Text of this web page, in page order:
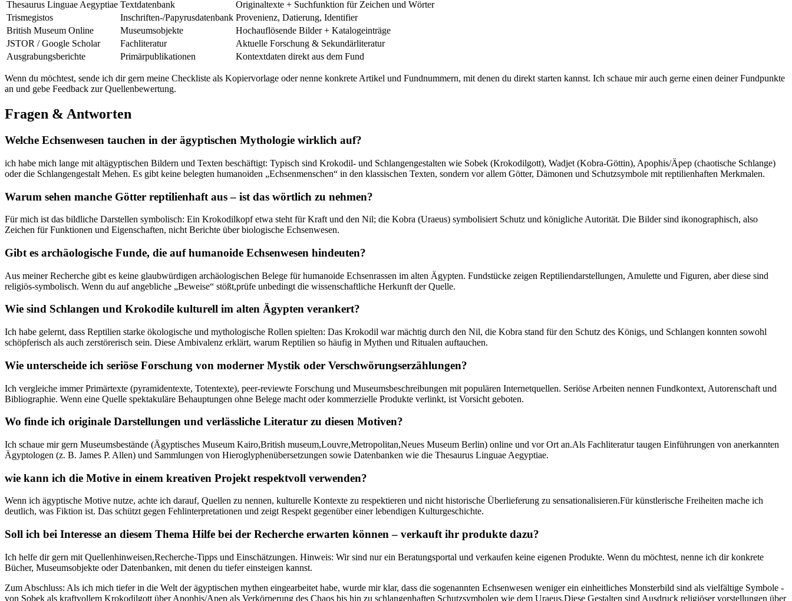
Thesaurus Linguae Aegyptiae Textdatenbank
Originaltexte + Suchfunktion für​ Zeichen ⁣und Wörter
Trismegistos
Inschriften-/Papyrusdatenbank Provenienz, Datierung, Identifier
British Museum Online
Museumsobjekte
Hochauflösende Bilder + Katalogeinträge
JSTOR / Google⁤ Scholar
Fachliteratur
Aktuelle⁤ Forschung &‌ Sekundärliteratur
Ausgrabungsberichte
Primärpublikationen Kontextdaten direkt aus dem Fund
Wenn du möchtest, sende ich dir gern​ meine Checkliste als ‌Kopiervorlage oder‌ nenne konkrete Artikel⁤ und Fundnummern, mit ⁢denen du direkt starten kannst. Ich schaue mir ‌auch gerne einen ‍deiner Fundpunkte
an und ‍gebe ⁢Feedback zur ​Quellenbewertung.
Fragen‌ & ⁣Antworten
Welche Echsenwesen tauchen in der ägyptischen Mythologie wirklich auf?
ich habe mich lange mit altägyptischen Bildern und Texten beschäftigt: Typisch sind Krokodil- und ‌Schlangengestalten wie ‌Sobek (Krokodilgott), Wadjet (Kobra‑Göttin), Apophis/Äpep (chaotische Schlange)‌
oder die Schlangengestalt Mehen. Es gibt​ keine belegten⁢ humanoiden „Echsenmenschen“ in⁤ den⁣ klassischen Texten, sondern vor allem Götter, Dämonen ‍und Schutzsymbole mit reptilienhaften Merkmalen.
Warum sehen manche Götter reptilienhaft aus – ist das ‍wörtlich ‌zu nehmen?
Für mich ist das bildliche Darstellen‍ symbolisch: Ein ⁢Krokodilkopf etwa ​steht für Kraft und‌ den Nil; die Kobra (Uraeus) symbolisiert Schutz und königliche Autorität. Die Bilder sind​ ikonographisch,​ also
Zeichen für Funktionen ⁣und ‌Eigenschaften, nicht Berichte ​über biologische ⁣Echsenwesen.
Gibt es archäologische Funde, die auf humanoide ⁢Echsenwesen hindeuten?
Aus meiner Recherche ‌gibt es keine glaubwürdigen⁤ archäologischen Belege für humanoide Echsenrassen im‌ alten Ägypten. ⁤Fundstücke zeigen Reptiliendarstellungen, Amulette und Figuren, aber diese‍ sind
religiös‑symbolisch. Wenn du auf ⁣angebliche „Beweise“ stößt,prüfe unbedingt die wissenschaftliche Herkunft der Quelle.
Wie ⁤sind Schlangen ​und Krokodile kulturell im‌ alten Ägypten verankert?
Ich habe‌ gelernt, dass Reptilien starke ökologische‌ und mythologische Rollen spielten: ⁤Das Krokodil war mächtig durch den Nil, die Kobra stand für den‍ Schutz des Königs,⁢ und Schlangen‍ konnten ‌sowohl
‌schöpferisch als auch zerstörerisch sein. Diese Ambivalenz erklärt, warum Reptilien so häufig in Mythen und Ritualen auftauchen.
Wie⁤ unterscheide ich seriöse Forschung⁣ von moderner Mystik⁢ oder Verschwörungserzählungen?
Ich vergleiche immer Primärtexte (pyramidentexte,‌ Totentexte),​ peer‑reviewte Forschung und Museumsbeschreibungen mit populären Internetquellen. Seriöse ‌Arbeiten nennen Fundkontext, Autorenschaft und
⁢Bibliographie. Wenn eine Quelle spektakuläre Behauptungen ohne Belege‌ macht oder kommerzielle Produkte verlinkt, ist Vorsicht geboten.
Wo finde ich originale Darstellungen und‍ verlässliche Literatur zu ‌diesen Motiven?
Ich schaue mir ‍gern Museumsbestände (Ägyptisches Museum Kairo,British museum,Louvre,Metropolitan,Neues Museum Berlin) ​online und vor Ort an.Als Fachliteratur taugen ⁢Einführungen von anerkannten
Ägyptologen (z. B. James P. ‍Allen) und Sammlungen⁤ von Hieroglyphenübersetzungen sowie⁣ Datenbanken wie die⁣ Thesaurus Linguae Aegyptiae.
wie kann ich die Motive in⁣ einem kreativen Projekt ‌respektvoll‌ verwenden?
Wenn⁤ ich ägyptische‍ Motive nutze, achte ich darauf, ‌Quellen zu nennen, kulturelle Kontexte zu⁢ respektieren und⁣ nicht historische Überlieferung zu sensationalisieren.Für ‌künstlerische ​Freiheiten mache ⁣ich
deutlich, was Fiktion ist.⁤ Das schützt gegen Fehlinterpretationen⁢ und zeigt ⁤Respekt⁤ gegenüber einer lebendigen Kulturgeschichte.
Soll ich⁤ bei Interesse ​an diesem Thema Hilfe bei der‍ Recherche ⁤erwarten können – verkauft ihr produkte dazu?
Ich helfe ⁣dir gern mit Quellenhinweisen,Recherche‑Tipps und ​Einschätzungen. Hinweis: Wir sind nur ein Beratungsportal und verkaufen keine eigenen⁤ Produkte. Wenn du möchtest,⁢ nenne ich dir konkrete
Bücher, Museumsobjekte oder Datenbanken, mit⁣ denen du tiefer einsteigen ⁢kannst.
Zum​ Abschluss: Als ich mich tiefer in die Welt der ägyptischen mythen eingearbeitet⁣ habe,⁢ wurde mir klar, dass die sogenannten Echsenwesen ‍weniger ein einheitliches Monsterbild sind als vielfältige‌ Symbole -⁢
von Sobek als kraftvollem Krokodilgott über Apophis/Apep als⁢ Verkörperung⁤ des ‍Chaos ⁢bis hin zu​ schlangenhaften Schutzsymbolen wie dem⁣ Uraeus.Diese⁤ Gestalten sind Ausdruck religiöser vorstellungen über